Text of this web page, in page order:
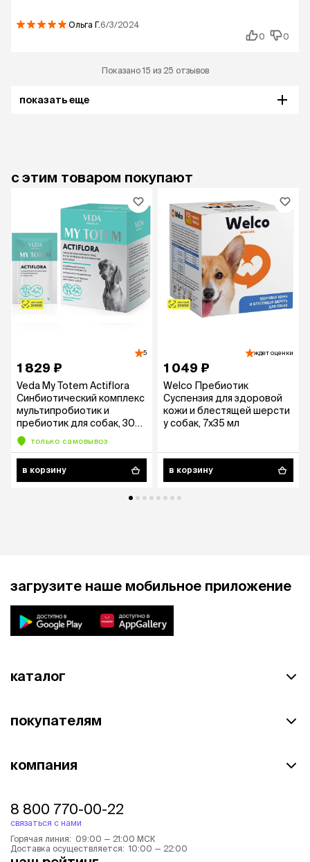
Ольга Г.6/3/2024
0
0
Показано 15 из 25 отзывов
показать еще
с этим товаром покупают
5
1 829 ₽
Veda My Totem Actiflora
Синбиотический комплекс
мультипробиотик и
пребиотик для собак, 30
гр.
только самовывоз
в корзину
ждет оценки
1 049 ₽
Welco Пребиотик
Суспензия для здоровой
кожи и блестящей шерсти
у собак, 7х35 мл
в корзину
загрузите наше мобильное приложение
каталог
покупателям
компания
8 800 770-00-22
связаться с нами
Горячая линия: 09:00 — 21:00 МСК
Доставка осуществляется: 10:00 — 22:00